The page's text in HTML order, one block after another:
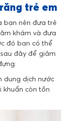
trẻ em
bạn nên đưa trẻ
khám và đưa
đó bạn có thể
đây để giảm
dung dịch nước
khuẩn còn tồn